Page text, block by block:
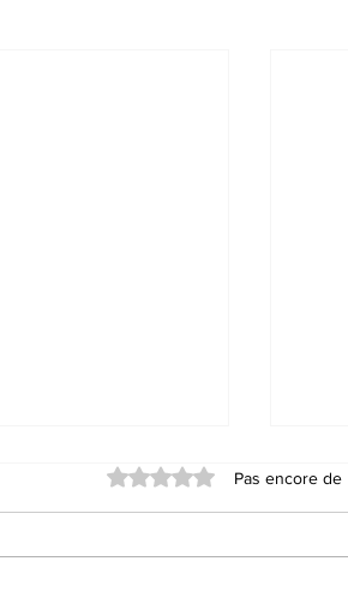
Noté 0 étoile sur 5.Pas encore de